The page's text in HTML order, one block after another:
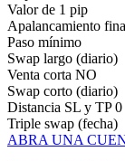
Valor de 1 pip
Apalancamiento
Paso mínimo
Swap largo (diario)
Venta corta NO
Swap corto (diario)
Distancia SL y TP 0
Triple swap (fecha)
ABRA UNA